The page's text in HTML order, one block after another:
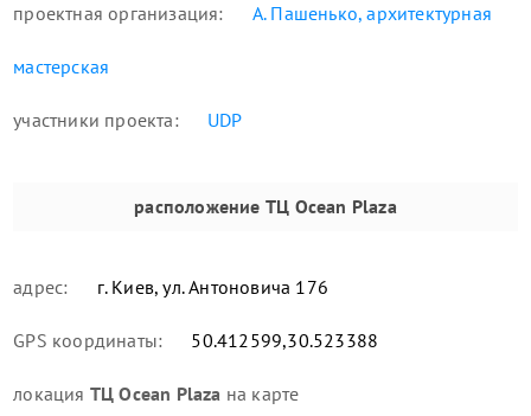
проектная организация: А. Пашенько, архитектурная
мастерская
участники проекта: UDP
расположение ТЦ Ocean Plaza
адрес: г. Киев, ул. Антоновича 176
GPS координаты: 50.412599,30.523388
локация ТЦ Ocean Plaza на карте